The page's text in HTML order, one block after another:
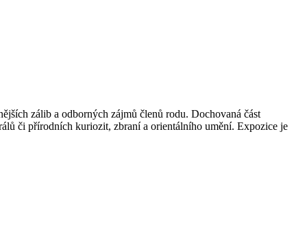
zálib a odborných zájmů členů rodu. Dochovaná část
či přírodních kuriozit, zbraní a orientálního umění. Expozice je